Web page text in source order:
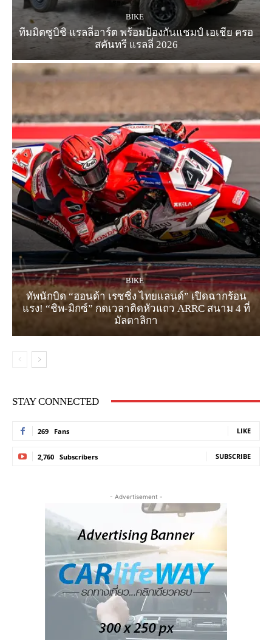
BIKE
ทีมมิตซูบิชิ แรลลี่อาร์ต พร้อมป้องกันแชมป์ เอเชีย ครอ
สคันทรี แรลลี่ 2026
BIKE
ทัพนักบิด “ฮอนด้า เรซซิ่ง ไทยแลนด์” เปิดฉากร้อน
แรง! “ชิพ-มิกซ์” กดเวลาติดหัวแถว ARRC สนาม 4 ที่
มัลดาลิกา
STAY CONNECTED
269 Fans LIKE
2,760 Subscribers SUBSCRIBE
- Advertisement -